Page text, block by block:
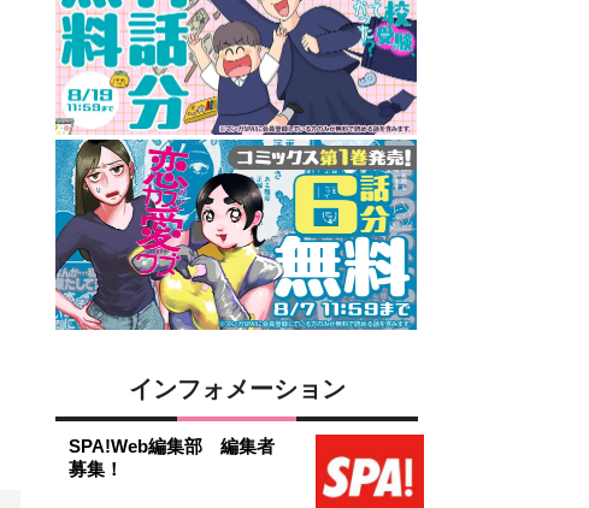
インフォメーション
SPA!Web編集部 編集者
募集！